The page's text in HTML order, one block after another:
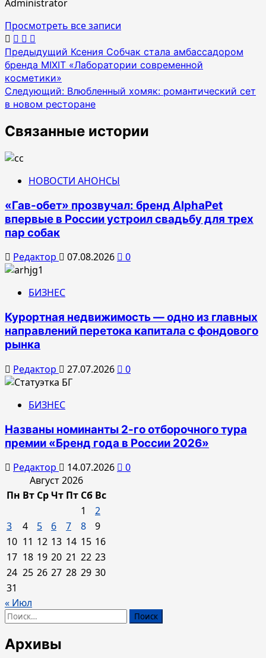
Administrator
Просмотреть все записи
Навигация
по
записям
Предыдущий Ксения Собчак стала амбассадором
бренда MIXIT «Лаборатории современной
косметики»
Следующий: Влюбленный хомяк: романтический сет
в новом ресторане
Связанные истории
НОВОСТИ АНОНСЫ
«Гав-обет» прозвучал: бренд AlphaPet
впервые в России устроил свадьбу для трех
пар собак
Редактор 07.08.2026 0
БИЗНЕС
Курортная недвижимость — одно из главных
направлений перетока капитала с фондового
рынка
Редактор 27.07.2026 0
БИЗНЕС
Названы номинанты 2-го отборочного тура
премии «Бренд года в России 2026»
Редактор 14.07.2026
0
Август 2026
Пн Вт СрЧт Пт Сб Вс
1
2
3
4 5 6 7 8
9
10 11 12 13 14 15 16
17 18 19 20 21 22 23
24 25 26 27 28 29 30
31
« Июл
Найти:
Архивы